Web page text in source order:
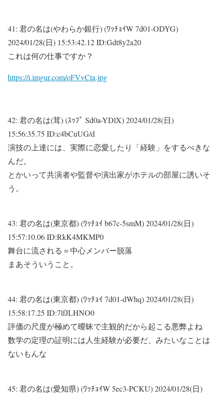
41: 君の名は(やわらか銀行) (ﾜｯﾁｮｲW 7d01-ODYG)
2024/01/28(日) 15:53:42.12 ID:Gdt8y2a20
これは何の仕事ですか？
https://i.imgur.com/oFVvCta.jpg
42: 君の名は(茸) (ｽｯﾌﾟ Sd0a-YDlX)2024/01/28(日)
15:56:35.75 ID:c4bCuUG/d
演技の上達には、実際に恋愛したり「経験」をするべきな
んだ。
とかいって共演者や監督や演出家がホテルの部屋に誘いそ
う。
43: 君の名は(東京都) (ﾜｯﾁｮｲ b67c-5smM)2024/01/28(日)
15:57:10.06 ID:RkK4MKMP0
舞台に流される＝中心メンバー脱落
まあそういうこと。
44: 君の名は(東京都) (ﾜｯﾁｮｲ 7d01-dWhq)2024/01/28(日)
15:58:17.25 ID:7lfJLHNO0
評価の尺度が極めて曖昧で主観的だから起こる悪弊よね
数学の定理の証明には人生経験が必要だ、みたいなことは
ないもんな
45: 君の名は(愛知県) (ﾜｯﾁｮｲW 5ec3-PCKU)2024/01/28(日)